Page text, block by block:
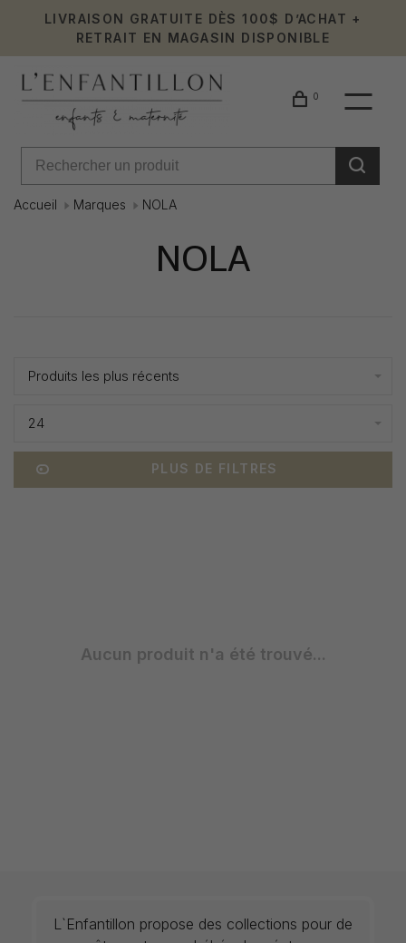
LIVRAISON GRATUITE DÈS 100$ D’ACHAT +
RETRAIT EN MAGASIN DISPONIBLE
0
Accueil Marques NOLA
NOLA
Produits les plus récents
24
PLUS DE FILTRES
Aucun produit n'a été trouvé...
L`Enfantillon propose des collections pour de